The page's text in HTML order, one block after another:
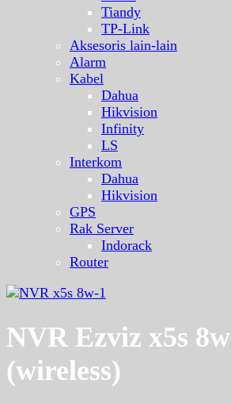
Tiandy
TP-Link
Aksesoris lain-lain
Alarm
Kabel
Dahua
Hikvision
Infinity
LS
Interkom
Dahua
Hikvision
GPS
Rak Server
Indorack
Router
NVR Ezviz x5s 8w
(wireless)